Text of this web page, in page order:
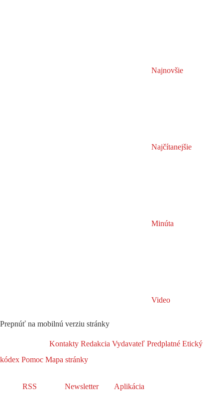
Najnovšie
Najčítanejšie
Minúta
Video
Prepnúť na mobilnú verziu stránky
Kontakty Redakcia Vydavateľ Predplatné Etický
kódex Pomoc Mapa stránky
RSS Newsletter Aplikácia